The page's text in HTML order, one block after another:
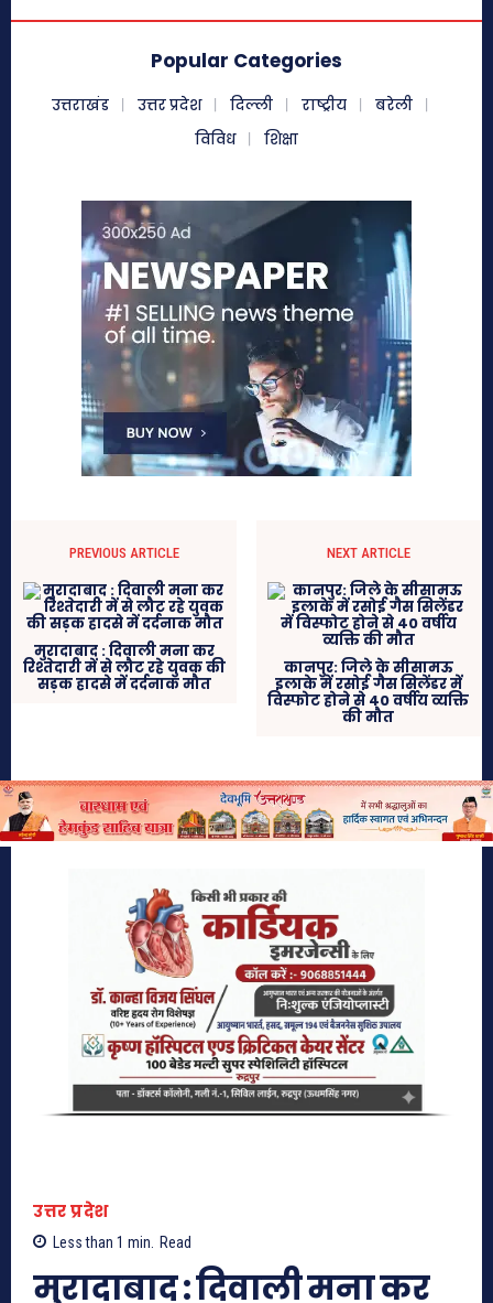
Popular Categories
उत्तराखंड उत्तर प्रदेश दिल्ली राष्ट्रीय
बरेली
विविध
शिक्षा
PREVIOUS ARTICLE
मुरादाबाद : दिवाली मना कर
रिश्तेदारी में से लौट रहे युवक की
सड़क हादसे में दर्दनाक मौत
NEXT ARTICLE
कानपुर: जिले के सीसामऊ
इलाके में रसोई गैस सिलेंडर में
विस्फोट होने से 40 वर्षीय व्यक्ति
की मौत